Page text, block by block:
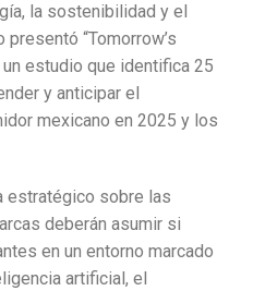
la sostenibilidad y el
“Tomorrow’s
estudio que identifica 25
y anticipar el
mexicano en 2025 y los
estratégico sobre las
deberán asumir si
en un entorno marcado
artificial, el